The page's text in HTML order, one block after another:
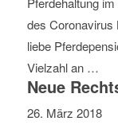
des Coronavirus
liebe
Vielzahl an …
Neue
26. März 2018